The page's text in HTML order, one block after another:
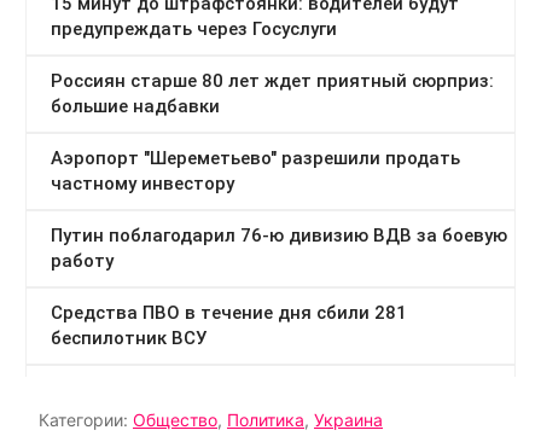
Категории: Общество, Политика, Украина